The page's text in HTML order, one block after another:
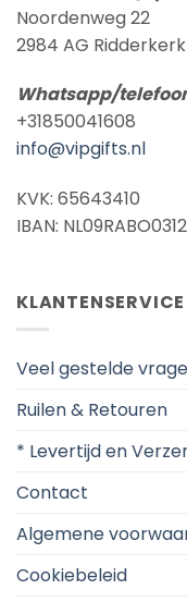
Noordenweg 22
2984 AG Ridderkerk
Whatsapp/
+31850041608
info@vipgifts.nl
KVK: 65643410
IBAN:
KLANTENSERVICE
Veel gestelde
Ruilen & Retouren
* Levertijd en
Contact
Algemene
Cookiebeleid